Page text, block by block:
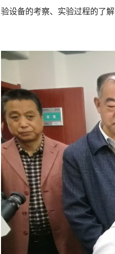
验设备的考察、实验过程的了